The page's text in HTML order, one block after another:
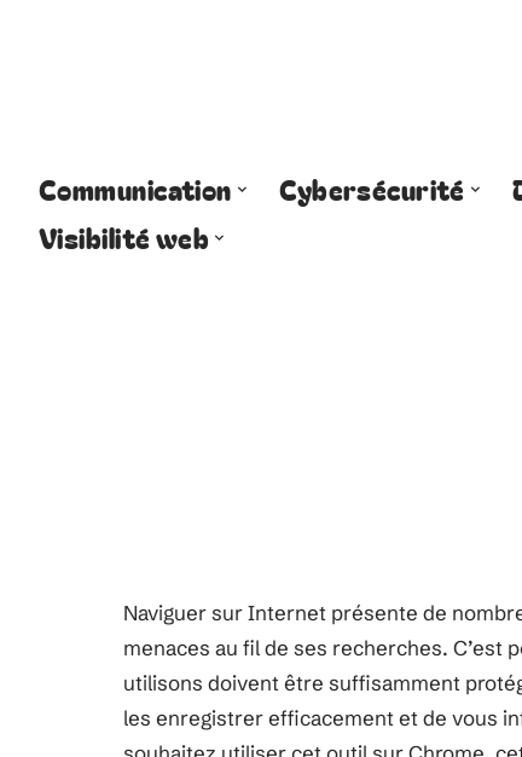
Communication Cybersécurité
Visibilité web
Naviguer sur Internet présente de
menaces au fil de ses recherches. C’est
utilisons doivent être suffisamment
les enregistrer efficacement et de vous